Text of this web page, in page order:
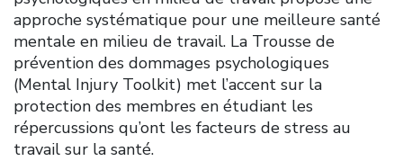
approche systématique pour une meilleure santé
mentale en milieu de travail. La Trousse de
prévention des dommages psychologiques
(Mental Injury Toolkit) met l’accent sur la
protection des membres en étudiant les
répercussions qu’ont les facteurs de stress au
travail sur la santé.